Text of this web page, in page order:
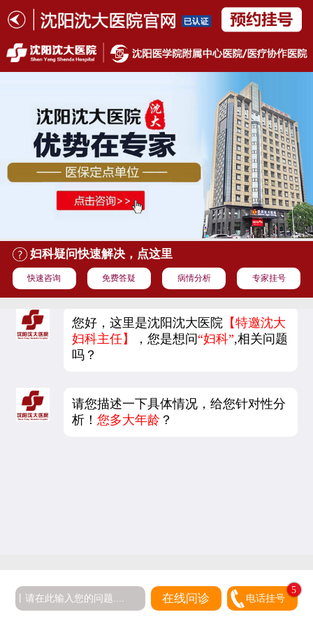
妇科疑问快速解决，点这里
快速咨询 免费答疑 病情分析 专家挂号
您好，这里是沈阳沈大医院 【特邀沈大
妇科主任】
，您是想问“妇科”,相关问题
吗？
请您描述一下具体情况，给您针对性分
析！您多大年龄 ？
在线问诊 电话挂号
5